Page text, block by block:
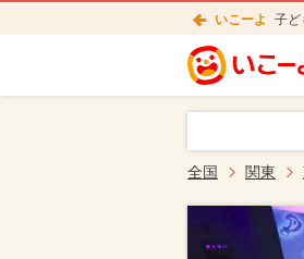
いこーよ 子ど
全国 関東